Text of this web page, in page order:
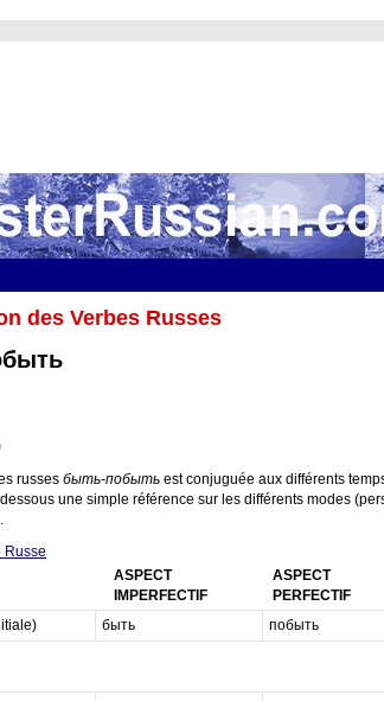
des Verbes Russes
russes быть-побыть est conjuguée aux différents
une simple référence sur les différents modes
Russe
ASPECT
IMPERFECTIF
ASPECT
PERFECTIF
быть побыть